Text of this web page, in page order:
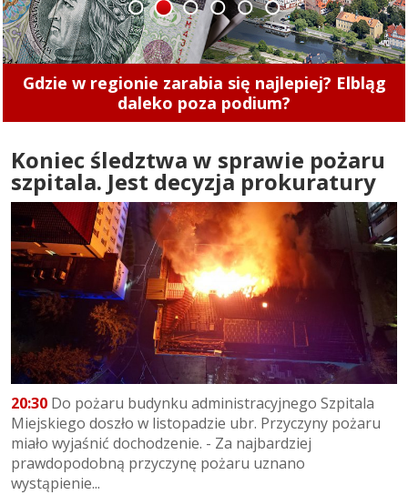
Przed nami jubileuszowa edycja Elbląskiego
Święta Chleba. Zobacz, co w programie
1 2 3 4 5 6
Koniec śledztwa w sprawie pożaru
szpitala. Jest decyzja prokuratury
20:30 Do pożaru budynku administracyjnego Szpitala
Miejskiego doszło w listopadzie ubr. Przyczyny pożaru
miało wyjaśnić dochodzenie. - Za najbardziej
prawdopodobną przyczynę pożaru uznano
wystąpienie...